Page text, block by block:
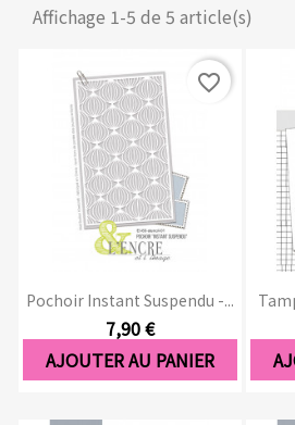
Affichage 1-5 de 5 article(s)
Pochoir Instant Suspendu -...
7,90 €
AJOUTER AU PANIER
favorite_border